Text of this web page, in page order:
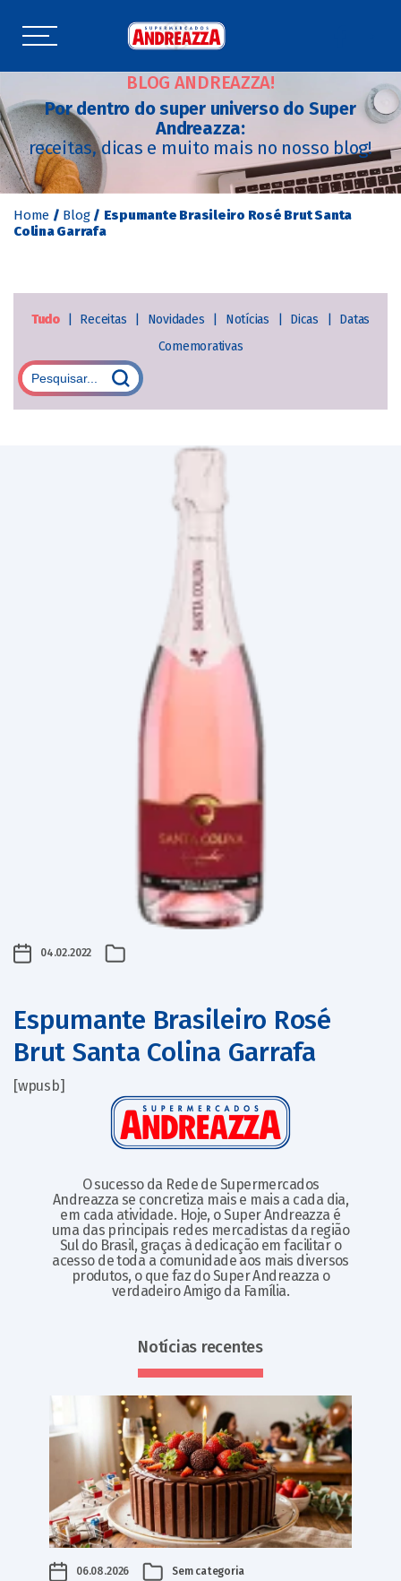
BLOG ANDREAZZA!
Por dentro do super universo do Super
Andreazza:
receitas, dicas e muito mais no nosso blog!
Home / Blog / Espumante Brasileiro Rosé Brut Santa
Colina Garrafa
Tudo Receitas Novidades Notícias Dicas
Datas
Comemorativas
04.02.2022
Espumante Brasileiro Rosé
Brut Santa Colina Garrafa
[wpusb]
O sucesso da Rede de Supermercados
Andreazza se concretiza mais e mais a cada dia,
em cada atividade. Hoje, o Super Andreazza é
uma das principais redes mercadistas da região
Sul do Brasil, graças à dedicação em facilitar o
acesso de toda a comunidade aos mais diversos
produtos, o que faz do Super Andreazza o
verdadeiro Amigo da Família.
Notícias recentes
06.08.2026 Sem categoria